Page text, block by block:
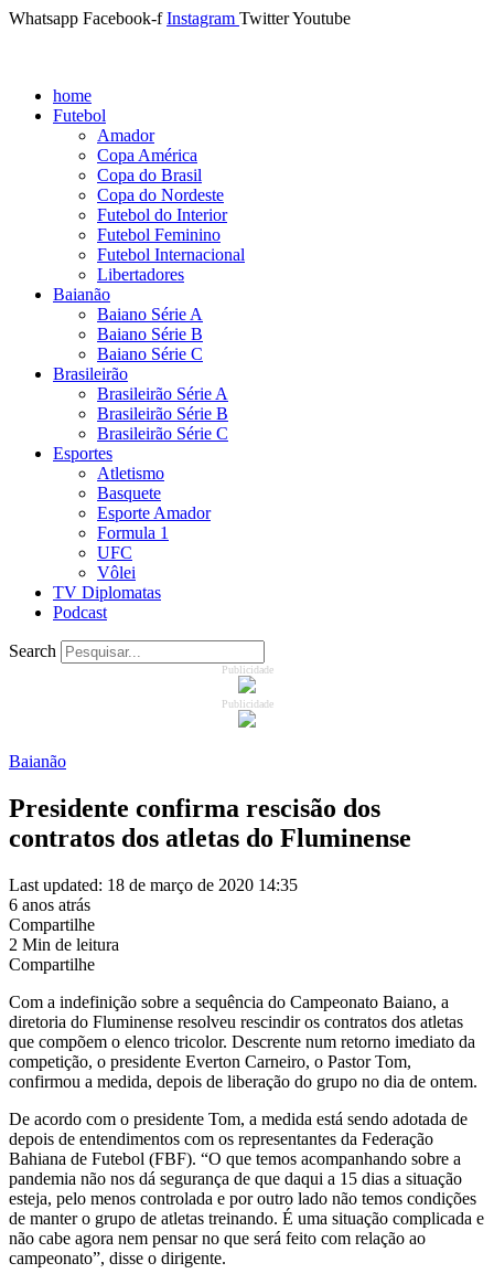
Whatsapp Facebook-f Instagram TwitterYoutube
home
Futebol
Amador
Copa América
Copa do Brasil
Copa do Nordeste
Futebol do Interior
Futebol Feminino
Futebol Internacional
Libertadores
Baianão
Baiano Série A
Baiano Série B
Baiano Série C
Brasileirão
Brasileirão Série A
Brasileirão Série B
Brasileirão Série C
Esportes
Atletismo
Basquete
Esporte Amador
Formula 1
UFC
Vôlei
TV Diplomatas
Podcast
Search
Publicidade
Publicidade
Baianão
Presidente confirma rescisão dos
contratos dos atletas do Fluminense
Last updated: 18 de março de 2020 14:35
6 anos atrás
Compartilhe
2 Min de leitura
Compartilhe
Com a indefinição sobre a sequência do Campeonato Baiano, a
diretoria do Fluminense resolveu rescindir os contratos dos atletas
que compõem o elenco tricolor. Descrente num retorno imediato da
competição, o presidente Everton Carneiro, o Pastor Tom,
confirmou a medida, depois de liberação do grupo no dia de ontem.
De acordo com o presidente Tom, a medida está sendo adotada de
depois de entendimentos com os representantes da Federação
Bahiana de Futebol (FBF). “O que temos acompanhando sobre a
pandemia não nos dá segurança de que daqui a 15 dias a situação
esteja, pelo menos controlada e por outro lado não temos condições
de manter o grupo de atletas treinando. É uma situação complicada e
não cabe agora nem pensar no que será feito com relação ao
campeonato”, disse o dirigente.